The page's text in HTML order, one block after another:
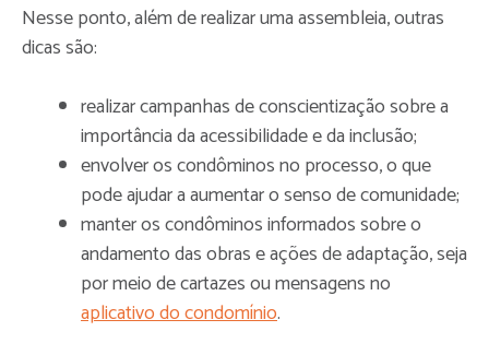
Nesse ponto, além de realizar uma assembleia, outras
dicas são:
realizar campanhas de conscientização sobre a
importância da acessibilidade e da inclusão;
envolver os condôminos no processo, o que
pode ajudar a aumentar o senso de comunidade;
manter os condôminos informados sobre o
andamento das obras e ações de adaptação, seja
por meio de cartazes ou mensagens no
aplicativo do condomínio.